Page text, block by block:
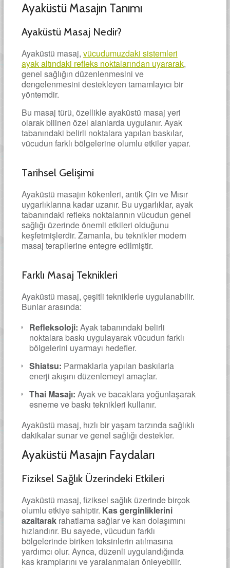
Ayaküstü Masajın Tanımı
Ayaküstü Masaj Nedir?
Ayaküstü masaj, vücudumuzdaki sistemleri
ayak altındaki refleks noktalarından uyararak,
genel sağlığın düzenlenmesini ve
dengelenmesini destekleyen tamamlayıcı bir
yöntemdir.
Bu masaj türü, özellikle ayaküstü masaj yeri
olarak bilinen özel alanlarda uygulanır. Ayak
tabanındaki belirli noktalara yapılan baskılar,
vücudun farklı bölgelerine olumlu etkiler yapar.
Tarihsel Gelişimi
Ayaküstü masajın kökenleri, antik Çin ve Mısır
uygarlıklarına kadar uzanır. Bu uygarlıklar, ayak
tabanındaki refleks noktalarının vücudun genel
sağlığı üzerinde önemli etkileri olduğunu
keşfetmişlerdir. Zamanla, bu teknikler modern
masaj terapilerine entegre edilmiştir.
Farklı Masaj Teknikleri
Ayaküstü masaj, çeşitli tekniklerle uygulanabilir.
Bunlar arasında:
Refleksoloji: Ayak tabanındaki belirli
noktalara baskı uygulayarak vücudun farklı
bölgelerini uyarmayı hedefler.
Shiatsu: Parmaklarla yapılan baskılarla
enerji akışını düzenlemeyi amaçlar.
Thai Masajı: Ayak ve bacaklara yoğunlaşarak
esneme ve baskı teknikleri kullanır.
Ayaküstü masaj, hızlı bir yaşam tarzında sağlıklı
dakikalar sunar ve genel sağlığı destekler.
Ayaküstü Masajın Faydaları
Fiziksel Sağlık Üzerindeki Etkileri
Ayaküstü masaj, fiziksel sağlık üzerinde birçok
olumlu etkiye sahiptir. Kas gerginliklerini
azaltarakrahatlama sağlar ve kan dolaşımını
hızlandırır. Bu sayede, vücudun farklı
bölgelerinde biriken toksinlerin atılmasına
yardımcı olur. Ayrıca, düzenli uygulandığında
kas kramplarını ve yaralanmaları önleyebilir.